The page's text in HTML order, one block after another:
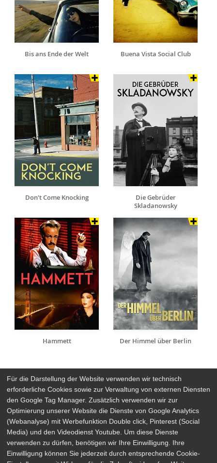
Bis ans Ende der Welt Buena Vista Social Club
Don't Come Knocking
Die Gebrüder
Skladanowsky
Hammett Der Himmel über Berlin
Arthaus Stores
Social Media
Detailsuche
Newsletter
Impressum
Datenschutz
Für die Darstellung der Website verwenden wir technisch
erforderliche Cookies sowie zur Verwaltung von externen Diensten
den Google Tag Manager. Zusätzlich verwenden wir zur
Optimierung unserer Website die Dienste von Google Analytics
(Webanalyse) mit Werbefunktion Double click, Pinterest (Social
Media) und den Videodienst Youtube. Um diese Dienste
verwenden zu dürfen, benötigen wir Ihre Einwilligung. Ihre
Einwilligung können Sie jederzeit durch entsprechende Cookie-